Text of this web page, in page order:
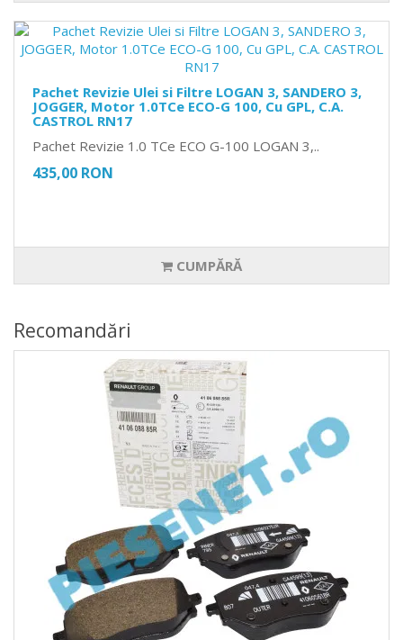
Pachet Revizie Ulei si Filtre LOGAN 3, SANDERO 3,
JOGGER, Motor 1.0TCe ECO-G 100, Cu GPL, C.A.
CASTROL RN17
Pachet Revizie 1.0 TCe ECO G-100 LOGAN 3,..
435,00 RON
CUMPĂRĂ
Recomandări